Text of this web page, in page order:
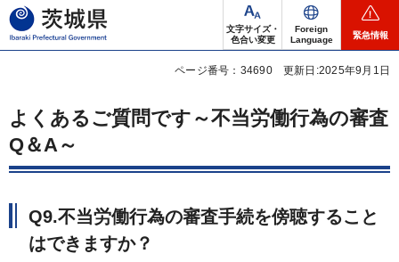
茨城県
文字サイズ・
色合い変更
Foreign
Language
緊急情報
ページ番号：34690 更新日:2025年9月1日
よくあるご質問です～不当労働行為の審査
Q＆A～
Q9.不当労働行為の審査手続を傍聴すること
はできますか？